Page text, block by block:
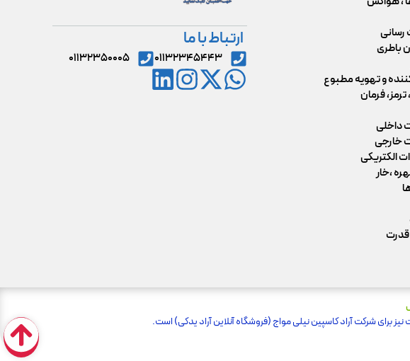
باطری
و تهویه مطبوع
فرمان
داخلی
خارجی
الکتریکی
،خار
قدرت
ارتباط با ما
۰۱۱۳۲۳۴۵۴۴۳ ۰۱۱۳۲۳۵۰۰۰۵
شرکت آراد کاسپین نیلی مواج (فروشگاه آنلاین آراد یدکی) است.